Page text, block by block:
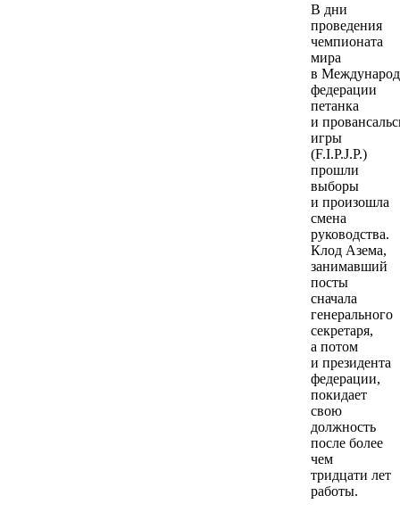
В дни
проведения
чемпионата
мира
в
федерации
петанка
и
игры
(F.I.P.J.P.)
прошли
выборы
и произошла
смена
руководства.
Клод Азема,
занимавший
посты
сначала
генерального
секретаря,
а потом
и президента
федерации,
покидает
свою
должность
после более
чем
тридцати лет
работы.